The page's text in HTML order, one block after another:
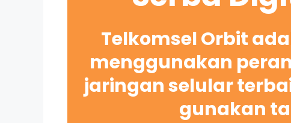
Telkomsel Orbit
menggunakan
jaringan selular
gunakan